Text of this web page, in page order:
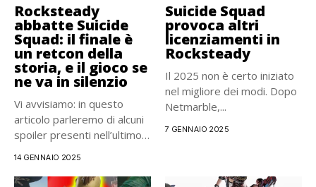
Rocksteady
abbatte Suicide
Squad: il finale è
un retcon della
storia, e il gioco se
ne va in silenzio
Vi avvisiamo: in questo
articolo parleremo di alcuni
spoiler presenti nell’ultimo
14 GENNAIO 2025
Suicide Squad
provoca altri
licenziamenti in
Rocksteady
Il 2025 non è certo iniziato
nel migliore dei modi. Dopo
Netmarble,...
7 GENNAIO 2025